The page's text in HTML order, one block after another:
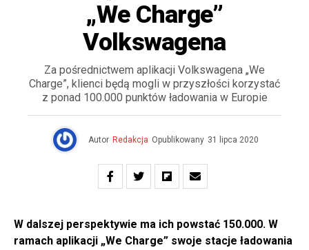
„We Charge”
Volkswagena
Za pośrednictwem aplikacji Volkswagena „We
Charge”, klienci będą mogli w przyszłości korzystać
z ponad 100.000 punktów ładowania w Europie
Autor Redakcja Opublikowany 31 lipca 2020
W dalszej perspektywie ma ich powstać 150.000. W
ramach aplikacji „We Charge” swoje stacje ładowania